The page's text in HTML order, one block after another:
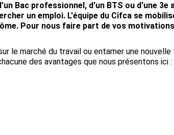
Bac professionnel, d'un BTS ou d'une
un emploi. L'équipe du Cifca se
Pour nous faire part de vos
le marché du travail ou entamer une
des avantages que nous présentons ici :